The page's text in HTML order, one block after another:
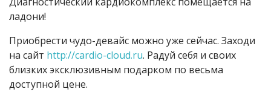
ладони!
Приобрести чудо-девайс можно уже сейчас. Заходи
на сайт http://cardio-cloud.ru. Радуй себя и своих
близких эксклюзивным подарком по весьма
доступной цене.